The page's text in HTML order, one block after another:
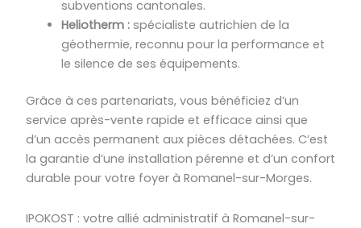
subventions cantonales.
Heliotherm :spécialiste autrichien de la
géothermie, reconnu pour la performance et
le silence de ses équipements.
Grâce à ces partenariats, vous bénéficiez d’un
service après-vente rapide et efficace ainsi que
d’un accès permanent aux pièces détachées. C’est
la garantie d’une installation pérenne et d’un confort
durable pour votre foyer à Romanel-sur-Morges.
IPOKOST : votre allié administratif à Romanel-sur-